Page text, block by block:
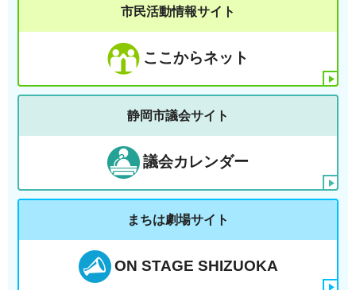
市民活動情報サイト
ここからネット
静岡市議会サイト
議会カレンダー
まちは劇場サイト
ON STAGE SHIZUOKA